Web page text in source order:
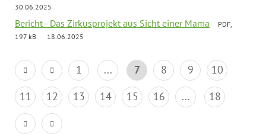
30.06.2025
Bericht - Das Zirkusprojekt aus Sicht einer Mama
PDF,
197 kB
18.06.2025
1 ... 7 8 9
10
11
12 13 14 15 16 ... 18